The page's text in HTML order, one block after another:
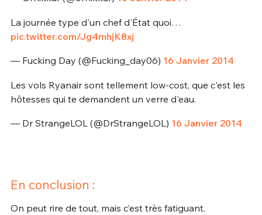
La journée type d'un chef d'État quoi…
pic.twitter.com/Jg4mhjK8xj
— Fucking Day (@Fucking_day06) 16 Janvier 2014
Les vols Ryanair sont tellement low-cost, que c'est les
hôtesses qui te demandent un verre d'eau.
— Dr StrangeLOL (@DrStrangeLOL) 16 Janvier 2014
En conclusion :
On peut rire de tout, mais c’est très fatiguant.